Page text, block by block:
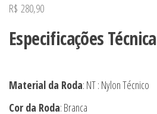
R$ 280,90
Especificações
Material da Roda: NT : Nylon Técnico
Cor da Roda: Branca